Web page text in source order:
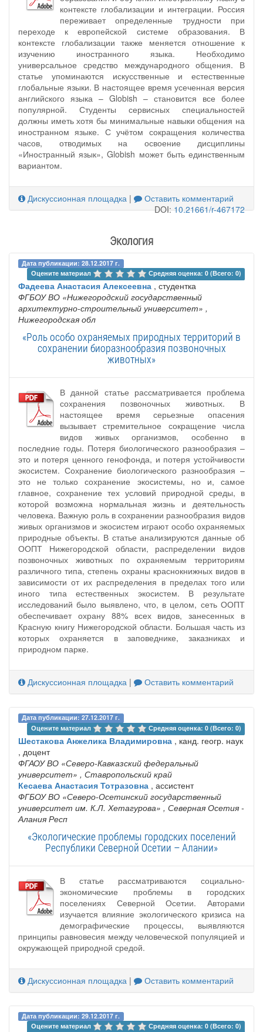
контексте глобализации и интеграции. Россия
переживает определенные трудности при
переходе к европейской системе образования. В
контексте глобализации также меняется отношение к
изучению иностранного языка. Необходимо
универсальное средство международного общения. В
статье упоминаются искусственные и естественные
глобальные языки. В настоящее время усеченная версия
английского языка – Globish – становится все более
популярной. Студенты сервисных специальностей
должны иметь хотя бы минимальные навыки общения на
иностранном языке. С учётом сокращения количества
часов, отводимых на освоение дисциплины
«Иностранный язык», Globish может быть единственным
вариантом.
Дискуссионная площадка |
Оставить комментарий
DOI:10.21661/r-467172
Экология
Дата публикации: 28.12.2017 г.
Оцените материал
Средняя оценка: 0 (Всего: 0)
Фадеева Анастасия Алексеевна , студентка
ФГБОУ ВО «Нижегородский государственный
архитектурно-строительный университет» ,
Нижегородская обл
«Роль особо охраняемых природных территорий в
сохранении биоразнообразия позвоночных
животных»
В данной статье рассматривается проблема
сохранения позвоночных животных. В
настоящее время серьезные опасения
вызывает стремительное сокращение числа
видов живых организмов, особенно в
последние годы. Потеря биологического разнообразия –
это и потеря ценного генофонда, и потеря устойчивости
экосистем. Сохранение биологического разнообразия –
это не только сохранение экосистемы, но и, самое
главное, сохранение тех условий природной среды, в
которой возможна нормальная жизнь и деятельность
человека. Важную роль в сохранении разнообразия видов
живых организмов и экосистем играют особо охраняемых
природные объекты. В статье анализируются данные об
ООПТ Нижегородской области, распределении видов
позвоночных животных по охраняемым территориям
различного типа, степень охраны краснокнижных видов в
зависимости от их распределения в пределах того или
иного типа естественных экосистем. В результате
исследований было выявлено, что, в целом, сеть ООПТ
обеспечивает охрану 88% всех видов, занесенных в
Красную книгу Нижегородской области. Большая часть из
которых охраняется в заповеднике, заказниках и
природном парке.
Дискуссионная площадка | Оставить комментарий
Дата публикации: 27.12.2017 г.
Оцените материал
Средняя оценка: 0 (Всего: 0)
Шестакова Анжелика Владимировна , канд. геогр. наук
, доцент
ФГАОУ ВО «Северо-Кавказский федеральный
университет» , Ставропольский край
Кесаева Анастасия Тотразовна , ассистент
ФГБОУ ВО «Северо-Осетинский государственный
университет им. К.Л. Хетагурова» , Северная Осетия -
Алания Респ
«Экологические проблемы городских поселений
Республики Северной Осетии – Алании»
В статье рассматриваются социально-
экономические проблемы в городских
поселениях Северной Осетии. Авторами
изучается влияние экологического кризиса на
демографические процессы, выявляются
принципы равновесия между человеческой популяцией и
окружающей природной средой.
Дискуссионная площадка | Оставить комментарий
Дата публикации: 29.12.2017 г.
Оцените материал
Средняя оценка: 0 (Всего: 0)